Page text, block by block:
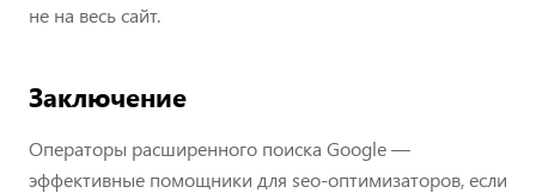
не на весь сайт.
Заключение
Операторы расширенного поиска Google —
эффективные помощники для seo-оптимизаторов, если